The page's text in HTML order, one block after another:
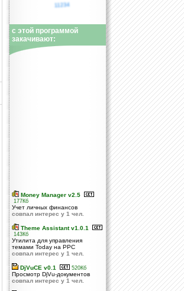
11234
с этой программой
закачивают:
Money Manager v2.5
177Кб
Учет личных финансов
совпал интерес у 1 чел.
Theme Assistant v1.0.1
143Кб
Утилита для управления
темами Today на PPC
совпал интерес у 1 чел.
DjVuCE v0.1 520Кб
Просмотр DjVu-документов
совпал интерес у 1 чел.